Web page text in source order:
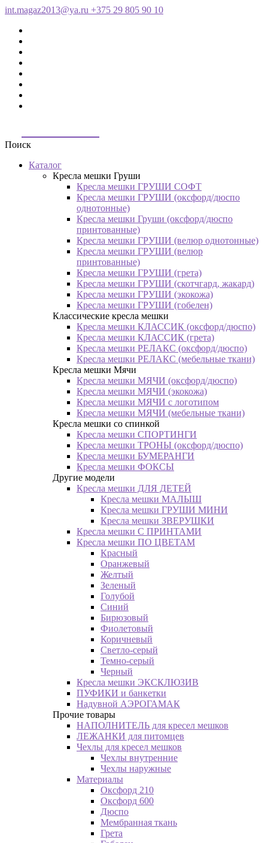
int.magaz2013@ya.ru +375 29 805 90 10
Поиск
Каталог
Кресла мешки Груши
Кресла мешки ГРУШИ СОФТ
Кресла мешки ГРУШИ (оксфорд/дюспо
однотонные)
Кресла мешки Груши (оксфорд/дюспо
принтованные)
Кресла мешки ГРУШИ (велюр однотонные)
Кресла мешки ГРУШИ (велюр
принтованные)
Кресла мешки ГРУШИ (грета)
Кресла мешки ГРУШИ (скотчгард, жакард)
Кресла мешки ГРУШИ (экокожа)
Кресла мешки ГРУШИ (гобелен)
Классические кресла мешки
Кресла мешки КЛАССИК (оксфорд/дюспо)
Кресла мешки КЛАССИК (грета)
Креслa мешки РЕЛАКС (оксфорд/дюспо)
Креслa мешки РЕЛАКС (мебельные ткани)
Кресла мешки Мячи
Кресла мешки МЯЧИ (оксфорд/дюспо)
Кресла мешки МЯЧИ (экокожа)
Кресла мешки МЯЧИ с логотипом
Кресла мешки МЯЧИ (мебельные ткани)
Кресла мешки со спинкой
Кресла мешки СПОРТИНГИ
Кресла мешки ТРОНЫ (оксфорд/дюспо)
Кресла мешки БУМЕРАНГИ
Кресла мешки ФОКСЫ
Другие модели
Кресла мешки ДЛЯ ДЕТЕЙ
Кресла мешки МАЛЫШ
Кресла мешки ГРУШИ МИНИ
Кресла мешки ЗВЕРУШКИ
Кресла мешки С ПРИНТАМИ
Кресла мешки ПО ЦВЕТАМ
Красный
Оранжевый
Желтый
Зеленый
Голубой
Синий
Бирюзовый
Фиолетовый
Коричневый
Светло-серый
Темно-серый
Черный
Кресла мешки ЭКСКЛЮЗИВ
ПУФИКИ и банкетки
Надувной АЭРОГАМАК
Прочие товары
НАПОЛНИТЕЛЬ для кресел мешков
ЛЕЖАНКИ для питомцев
Чехлы для кресел мешков
Чехлы внутренние
Чехлы наружные
Материалы
Оксфорд 210
Оксфорд 600
Дюспо
Мембранная ткань
Грета